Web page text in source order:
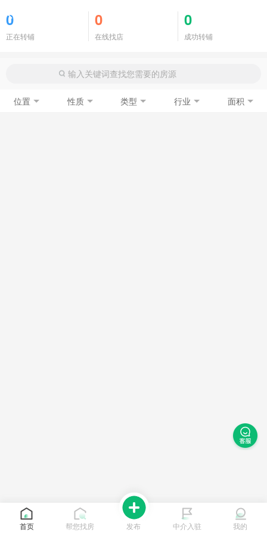
0
正在转铺
0
在线找店
0
成功转铺
位置 性质 类型 行业 面积
首页 帮您找房 发布 中介入驻 我的